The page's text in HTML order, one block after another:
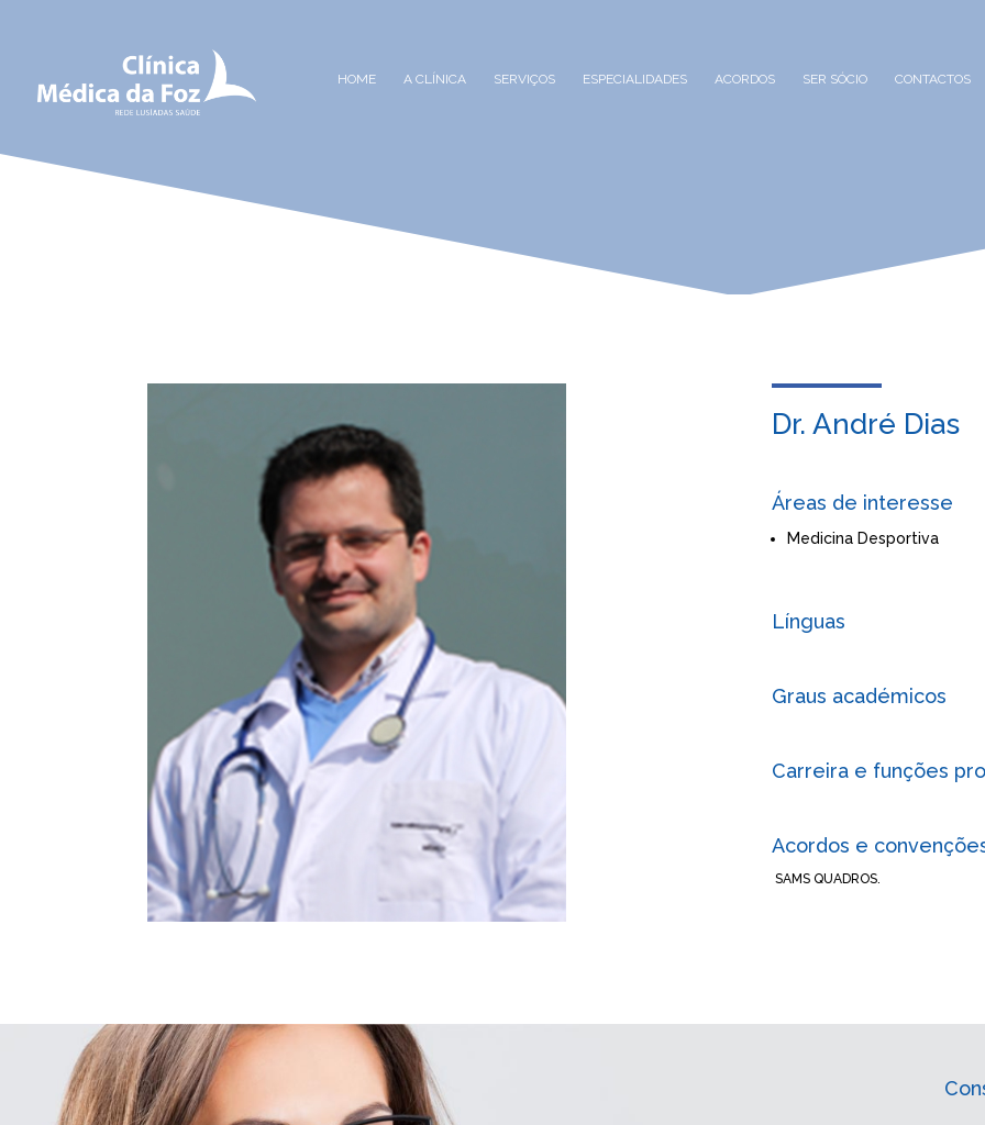
HOME A CLÍNICA SERVIÇOS ESPECIALIDADES ACORDOS SER SÓCIO CONTACTOS
Dr. André Dias
Áreas de interesse
Medicina Desportiva
Línguas
Graus académicos
Carreira e funções
Acordos e
SAMS QUADROS.